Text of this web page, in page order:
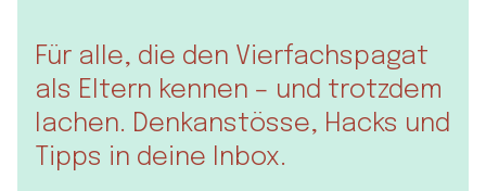
Für alle, die den Vierfachspagat
als Eltern kennen – und trotzdem
lachen. Denkanstösse, Hacks und
Tipps in deine Inbox.